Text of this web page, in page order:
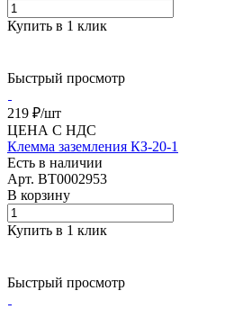
Купить в 1 клик
Быстрый просмотр
219 ₽/шт
ЦЕНА С НДС
Клемма заземления КЗ-20-1
Есть в наличии
Арт. BT0002953
В корзину
Купить в 1 клик
Быстрый просмотр